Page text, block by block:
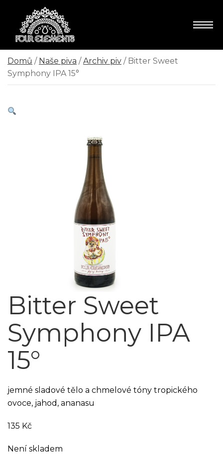
Domů / Naše piva /Archiv piv / Bitter Sweet
Symphony IPA 15°
Bitter Sweet
Symphony IPA
15°
jemné sladové tělo a chmelové tóny tropického
ovoce, jahod, ananasu
135 Kč
Není skladem